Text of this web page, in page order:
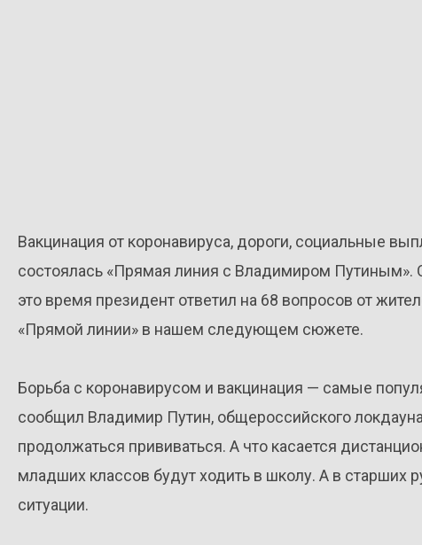
Вакцинация от коронавируса, дороги, социальные
состоялась «Прямая линия с Владимиром Путиным».
это время президент ответил на 68 вопросов от
«Прямой линии» в нашем следующем сюжете.
Борьба с коронавирусом и вакцинация — самые
сообщил Владимир Путин, общероссийского
продолжаться прививаться. А что касается
младших классов будут ходить в школу. А в старших
ситуации.